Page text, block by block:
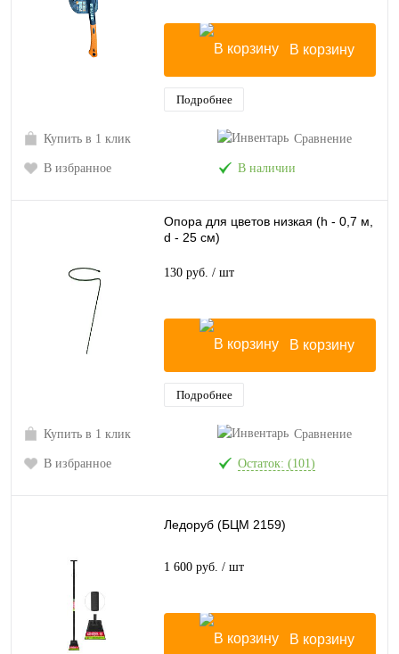
В корзину
Подробнее
Купить в 1 клик Сравнение
В избранное В наличии
Опора для цветов низкая (h - 0,7 м,
d - 25 см)
130 руб. / шт
В корзину
Подробнее
Купить в 1 клик Сравнение
В избранное Остаток: (101)
Ледоруб (БЦМ 2159)
1 600 руб. / шт
В корзину